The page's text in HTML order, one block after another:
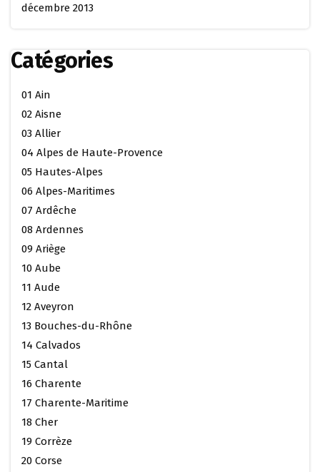
décembre 2013
Catégories
01 Ain
02 Aisne
03 Allier
04 Alpes de Haute-Provence
05 Hautes-Alpes
06 Alpes-Maritimes
07 Ardêche
08 Ardennes
09 Ariège
10 Aube
11 Aude
12 Aveyron
13 Bouches-du-Rhône
14 Calvados
15 Cantal
16 Charente
17 Charente-Maritime
18 Cher
19 Corrèze
20 Corse